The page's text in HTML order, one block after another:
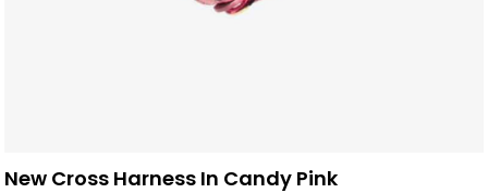
New Cross Harness In Candy Pink